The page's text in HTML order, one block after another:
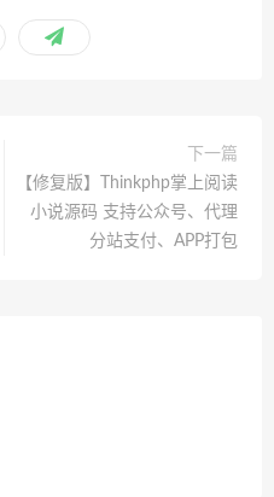
下一篇
【修复版】Thinkphp掌上阅读
小说源码 支持公众号、代理
分站支付、APP打包